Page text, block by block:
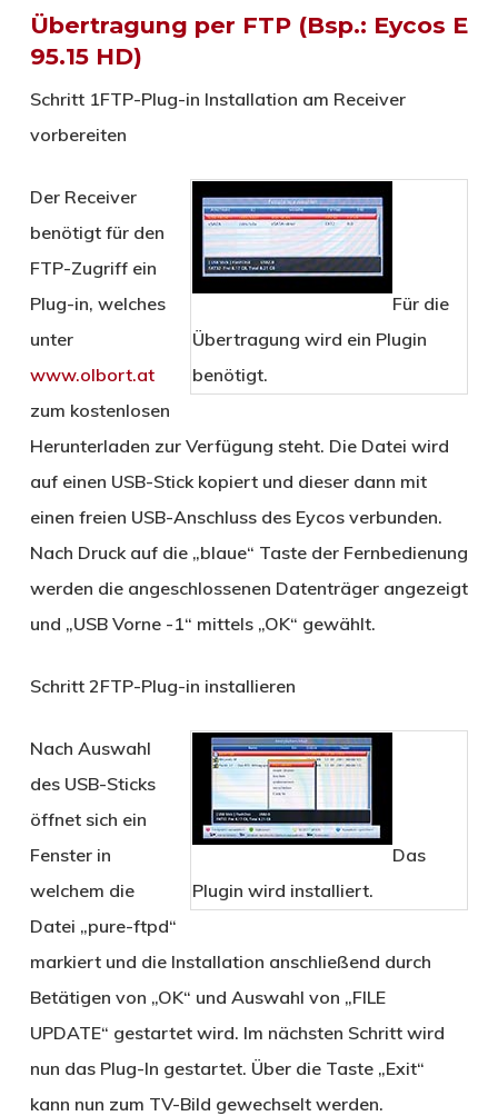
Übertragung per FTP (Bsp.: Eycos E
95.15 HD)
Schritt 1FTP-Plug-in Installation am Receiver
vorbereiten
Für die
Übertragung wird ein Plugin
benötigt.
Der Receiver
benötigt für den
FTP-Zugriff ein
Plug-in, welches
unter
www.olbort.at
zum kostenlosen
Herunterladen zur Verfügung steht. Die Datei wird
auf einen USB-Stick kopiert und dieser dann mit
einen freien USB-Anschluss des Eycos verbunden.
Nach Druck auf die „blaue“ Taste der Fernbedienung
werden die angeschlossenen Datenträger angezeigt
und „USB Vorne -1“ mittels „OK“ gewählt.
Schritt 2FTP-Plug-in installieren
Das
Plugin wird installiert.
Nach Auswahl
des USB-Sticks
öffnet sich ein
Fenster in
welchem die
Datei „pure-ftpd“
markiert und die Installation anschließend durch
Betätigen von „OK“ und Auswahl von „FILE
UPDATE“ gestartet wird. Im nächsten Schritt wird
nun das Plug-In gestartet. Über die Taste „Exit“
kann nun zum TV-Bild gewechselt werden.